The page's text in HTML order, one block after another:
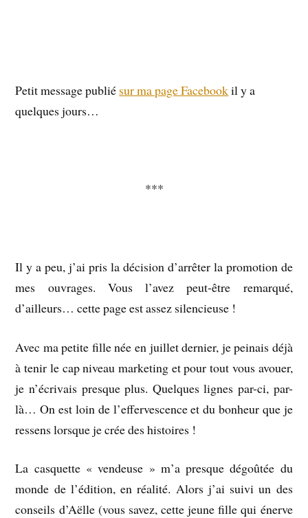
Petit message publié sur ma page Facebookil y a
quelques jours…
***
Il y a peu, j’ai pris la décision d’arrêter la promotion de
mes ouvrages. Vous l’avez peut-être remarqué,
d’ailleurs… cette page est assez silencieuse !
Avec ma petite fille née en juillet dernier, je peinais déjà
à tenir le cap niveau marketing et pour tout vous avouer,
je n’écrivais presque plus. Quelques lignes par-ci, par-
là… On est loin de l’effervescence et du bonheur que je
ressens lorsque je crée des histoires !
La casquette « vendeuse » m’a presque dégoûtée du
monde de l’édition, en réalité. Alors j’ai suivi un des
conseils d’Aëlle (vous savez, cette jeune fille qui énerve